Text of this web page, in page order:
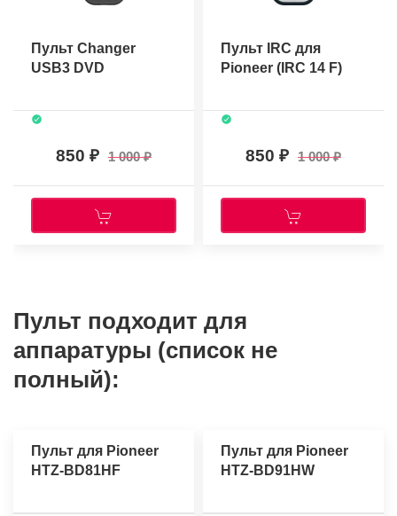
Пульт Changer
USB3 DVD
850 1 000
Пульт IRC для
Pioneer (IRC 14 F)
850 1 000
Пульт подходит для
аппаратуры (список не
полный):
Пульт для Pioneer
HTZ-BD81HF
Пульт для Pioneer
HTZ-BD91HW